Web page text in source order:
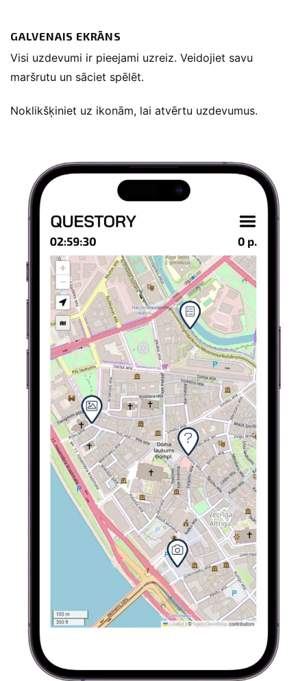
GALVENAIS EKRĀNS
Visi uzdevumi ir pieejami uzreiz. Veidojiet savu
maršrutu un sāciet spēlēt.
Noklikšķiniet uz ikonām, lai atvērtu uzdevumus.